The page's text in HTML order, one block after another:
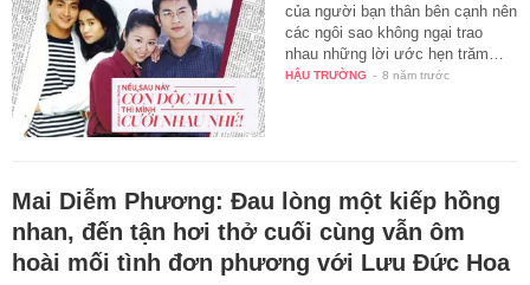
của người bạn thân bên cạnh nên
các ngôi sao không ngại trao
nhau những lời ước hẹn trăm…
HẬU TRƯỜNG - 8 năm trước
Mai Diễm Phương: Đau lòng một kiếp hồng
nhan, đến tận hơi thở cuối cùng vẫn ôm
hoài mối tình đơn phương với Lưu Đức Hoa